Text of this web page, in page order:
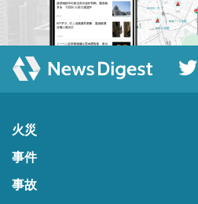
火災
事件
事故